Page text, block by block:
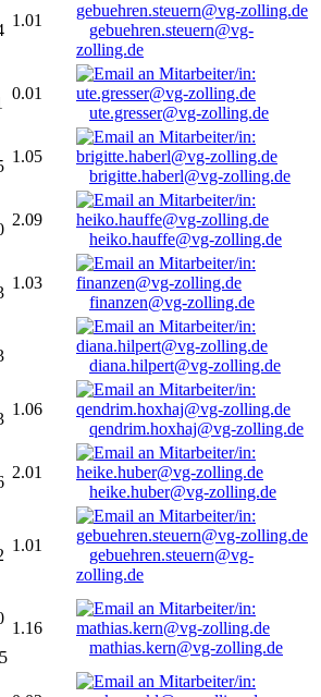
1.01
gebuehren.steuern@vg-
zolling.de
0.01
ute.gresser@vg-zolling.de
1.05
brigitte.haberl@vg-zolling.de
2.09
heiko.hauffe@vg-zolling.de
1.03
finanzen@vg-zolling.de
diana.hilpert@vg-zolling.de
1.06
qendrim.hoxhaj@vg-zolling.de
2.01
heike.huber@vg-zolling.de
1.01
gebuehren.steuern@vg-
zolling.de
1.16
mathias.kern@vg-zolling.de